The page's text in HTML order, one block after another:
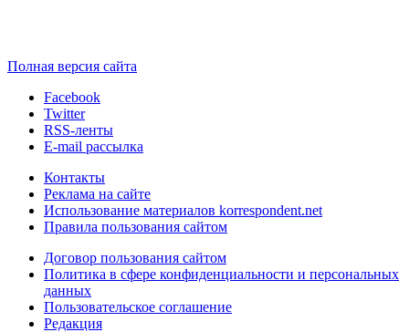
Полная версия сайта
Facebook
Twitter
RSS-ленты
E-mail рассылка
Контакты
Реклама на сайте
Использование материалов korrespondent.net
Правила пользования сайтом
Договор пользования сайтом
Политика в сфере конфиденциальности и персональных
данных
Пользовательское соглашение
Редакция